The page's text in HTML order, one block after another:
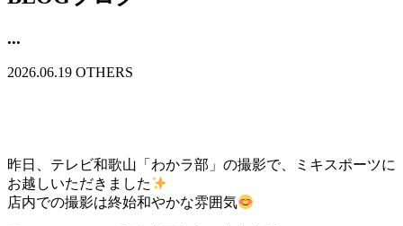
...
2026.06.19 OTHERS
昨日、テレビ和歌山「わかラ部」の撮影で、ミキスポーツに
お越しいただきました
店内での撮影は終始和やかな雰囲気